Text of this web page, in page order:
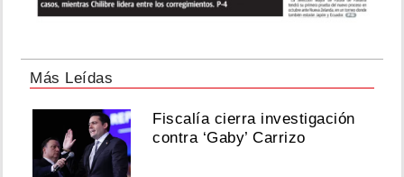
Más Leídas
Fiscalía cierra investigación
contra ‘Gaby’ Carrizo